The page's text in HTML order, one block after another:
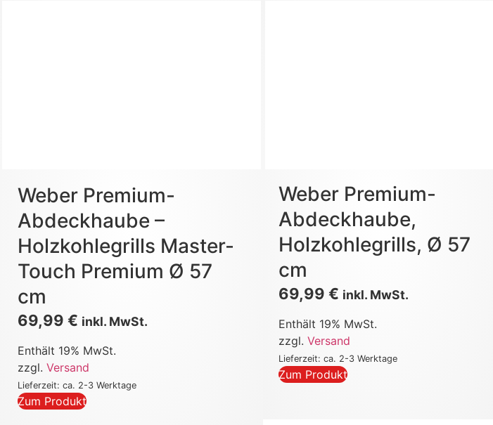
Weber Premium-
Abdeckhaube –
Holzkohlegrills Master-
Touch Premium Ø 57
cm
69,99€ inkl. MwSt.
Enthält 19% MwSt.
zzgl.Versand
Lieferzeit: ca. 2-3 Werktage
Zum Produkt
Weber Premium-
Abdeckhaube,
Holzkohlegrills, Ø 57
cm
69,99€ inkl. MwSt.
Enthält 19% MwSt.
zzgl.Versand
Lieferzeit: ca. 2-3 Werktage
Zum Produkt